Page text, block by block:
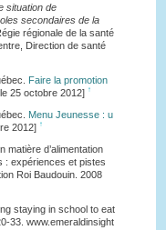
situation de
secondaires de la
régionale de la santé
Direction de santé
Faire la promotion
25 octobre 2012] ↑
Menu Jeunesse : u
2012] ↑
matière d’alimentation
: expériences et pistes
Roi Baudouin. 2008
staying in school to eat
33. www.emeraldinsight